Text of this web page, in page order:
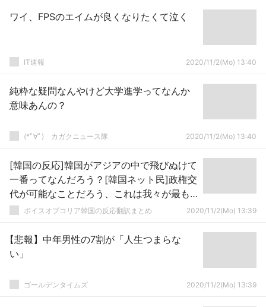
ワイ、FPSのエイムが良くなりたくて泣く
IT速報 2020/11/2(Mo) 13:40
純粋な疑問なんやけど大学進学ってなんか
意味あんの？
(*ﾟ∀ﾟ)ゞカガクニュース隊 2020/11/2(Mo) 13:40
[韓国の反応]韓国がアジアの中で飛びぬけて
一番ってなんだろう？[韓国ネット民]政権交
代が可能なことだろう、これは我々が最も
先を行っていることである
ボイスオブコリア韓国の反応翻訳まとめ 2020/11/2(Mo) 13:39
【悲報】中年男性の7割が「人生つまらな
い」
ゴールデンタイムズ 2020/11/2(Mo) 13:39